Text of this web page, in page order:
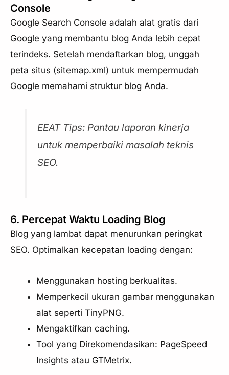
Console
Google Search Console adalah alat gratis dari
Google yang membantu blog Anda lebih cepat
terindeks. Setelah mendaftarkan blog, unggah
peta situs (sitemap.xml) untuk mempermudah
Google memahami struktur blog Anda.
EEAT Tips: Pantau laporan kinerja
untuk memperbaiki masalah teknis
SEO.
6. Percepat Waktu Loading Blog
Blog yang lambat dapat menurunkan peringkat
SEO. Optimalkan kecepatan loading dengan:
Menggunakan hosting berkualitas.
Memperkecil ukuran gambar menggunakan
alat seperti TinyPNG.
Mengaktifkan caching.
Tool yang Direkomendasikan: PageSpeed
Insights atau GTMetrix.